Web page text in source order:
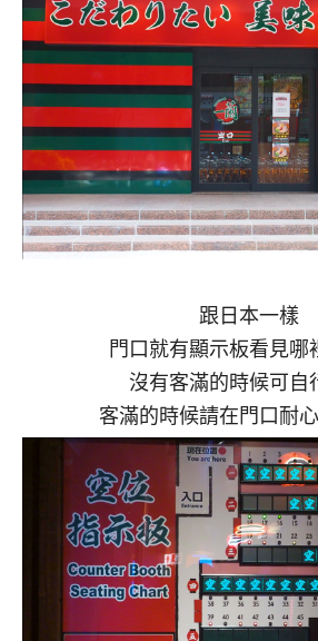
跟日本一樣
門口就有顯示板看見哪
沒有客滿的時候可自
客滿的時候請在門口耐